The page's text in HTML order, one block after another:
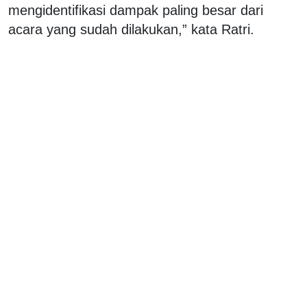
mengidentifikasi dampak paling besar dari
acara yang sudah dilakukan,” kata Ratri.